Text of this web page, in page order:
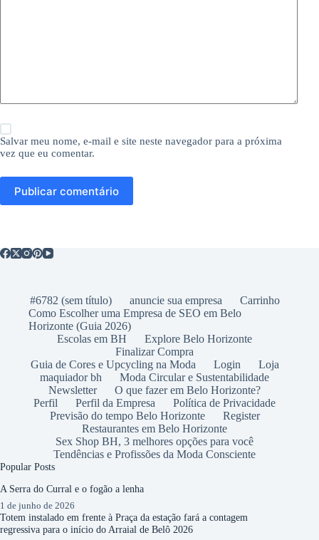
Salvar meu nome, e-mail e site neste navegador para a próxima
vez que eu comentar.
Publicar comentário
#6782 (sem título) anuncie sua empresa
Carrinho
Como Escolher uma Empresa de SEO em Belo
Horizonte (Guia 2026)
Escolas em BH
Explore Belo Horizonte
Finalizar Compra
Guia de Cores e Upcycling na Moda
Login
Loja
maquiador bh
Moda Circular e Sustentabilidade
Newsletter
O que fazer em Belo Horizonte?
Perfil
Perfil da Empresa
Política de Privacidade
Previsão do tempo Belo Horizonte
Register
Restaurantes em Belo Horizonte
Sex Shop BH, 3 melhores opções para você
Tendências e Profissões da Moda Consciente
Popular Posts
A Serra do Curral e o fogão a lenha
1 de junho de 2026
Totem instalado em frente à Praça da estação fará a contagem
regressiva para o início do Arraial de Belô 2026